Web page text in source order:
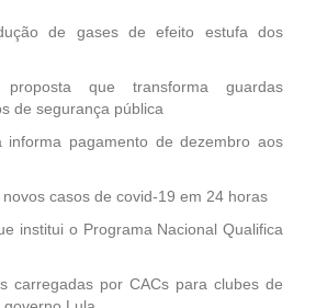
de gases de efeito estufa dos
proposta que transforma guardas
de segurança pública
informa pagamento de dezembro aos
casos de covid-19 em 24 horas
institui o Programa Nacional Qualifica
carregadas por CACs para clubes de